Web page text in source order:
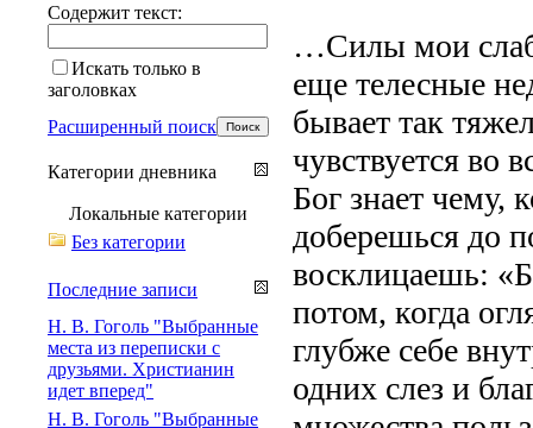
…Силы мои
еще телесные
бывает так
чувствуется во
Бог знает чему,
доберешься до
восклицаешь:
потом, когда
глубже себе
одних слез и
Содержит текст:
Искать только в
заголовках
Расширенный поиск
Категории дневника
Локальные категории
Без категории
Последние записи
Н. В. Гоголь "Выбранные
места из переписки с
друзьями. Христианин
идет вперед"
Н. В. Гоголь "Выбранные